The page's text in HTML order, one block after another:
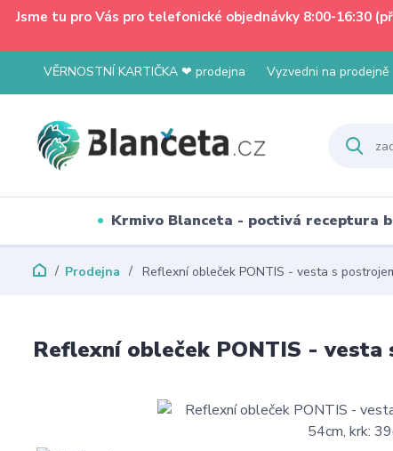
Jsme tu pro Vás pro telefonické objednávky 8:00-16:30
VĚRNOSTNÍ KARTIČKA ❤ prodejna Vyzvedni na prodejně
Krmivo Blanceta - poctivá receptura
Prodejna Reflexní obleček PONTIS - vesta s
Reflexní obleček PONTIS - vesta